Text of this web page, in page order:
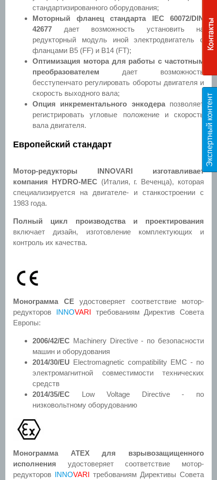
Э
к
с
п
е
р
т
н
ы
й
к
о
н
т
е
н
т
T
E
S
стандартизированного оборудования;
Моторный фланец стандарта IEC 60072/DIN
42677 дает возможность установить на
редукторный модуль иной электродвигатель с
фланцами B5 (FF) и B14 (FT);
Оптимизация мотора для работы с частотным
преобразователем дает возможность
бесступенчато регулировать обороты двигателя и
скорость выходного вала;
Опция инкрементального энкодерапозволяет
регистрировать угловые положение и скорость
вала двигателя.
Европейский стандарт
Мотор-редукторы INNOVARI изготавливает
компания HYDRO-MEC (Италия, г. Веченца), которая
специализируется на двигателе- и станкостроении с
1983 года.
Полный цикл производства и проектирования
включает дизайн, изготовление комплектующих и
контроль их качества.
Монограмма CEудостоверяет соответствие мотор-
редукторов INNOVARI требованиям Директив Совета
Европы:
2006/42/EC Machinery Directive - по безопасности
машин и оборудования
2014/30/EU Electromagnetic compatibility EMC - по
электромагнитной совместимости технических
средств
2014/35/ЕС Low Voltage Directive - по
низковольтному оборудованию
Монограмма ATEX для взрывозащищенного
исполнения удостоверяет соответствие мотор-
редукторов INNOVARI требованиям Директивы Совета